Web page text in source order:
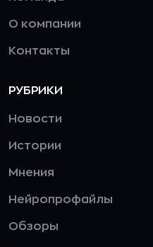
О компании
Контакты
РУБРИКИ
Новости
Истории
Мнения
Нейропрофайлы
Обзоры